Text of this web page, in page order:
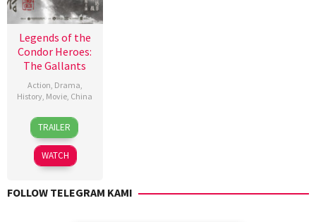
Legends of the
Condor Heroes:
The Gallants
Action Drama
History Movie China
29
Jan
2025
Tsui
Hark
TRAILER
WATCH
FOLLOW TELEGRAM KAMI